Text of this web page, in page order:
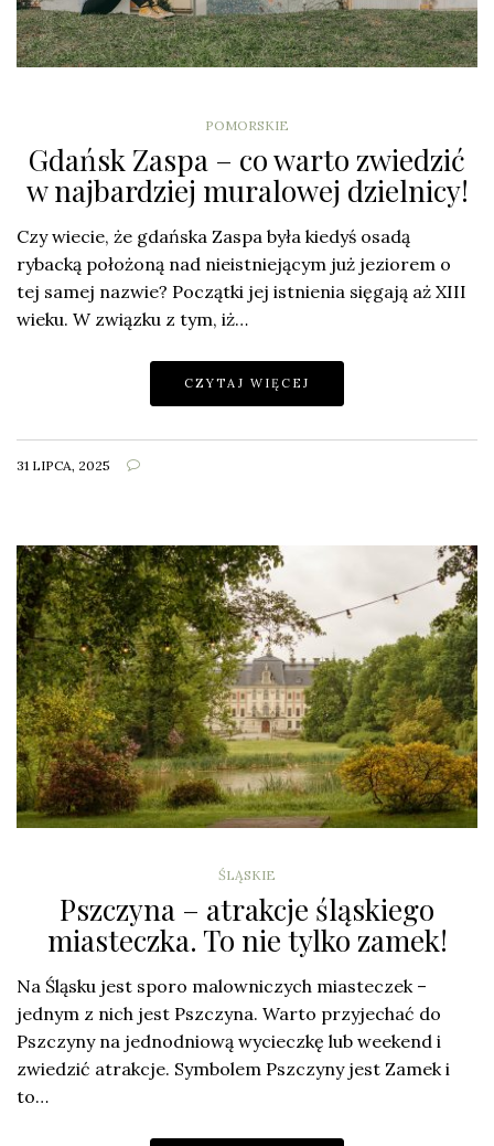
POMORSKIE
Gdańsk Zaspa – co warto zwiedzić
w najbardziej muralowej dzielnicy!
Czy wiecie, że gdańska Zaspa była kiedyś osadą
rybacką położoną nad nieistniejącym już jeziorem o
tej samej nazwie? Początki jej istnienia sięgają aż XIII
wieku. W związku z tym, iż…
CZYTAJ WIĘCEJ
31 LIPCA, 2025
ŚLĄSKIE
Pszczyna – atrakcje śląskiego
miasteczka. To nie tylko zamek!
Na Śląsku jest sporo malowniczych miasteczek –
jednym z nich jest Pszczyna. Warto przyjechać do
Pszczyny na jednodniową wycieczkę lub weekend i
zwiedzić atrakcje. Symbolem Pszczyny jest Zamek i
to…